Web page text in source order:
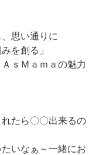
思い通りに
を創る」
ｓＭａｍａの魅力
たら〇〇出来るの
いなぁ～一緒にお